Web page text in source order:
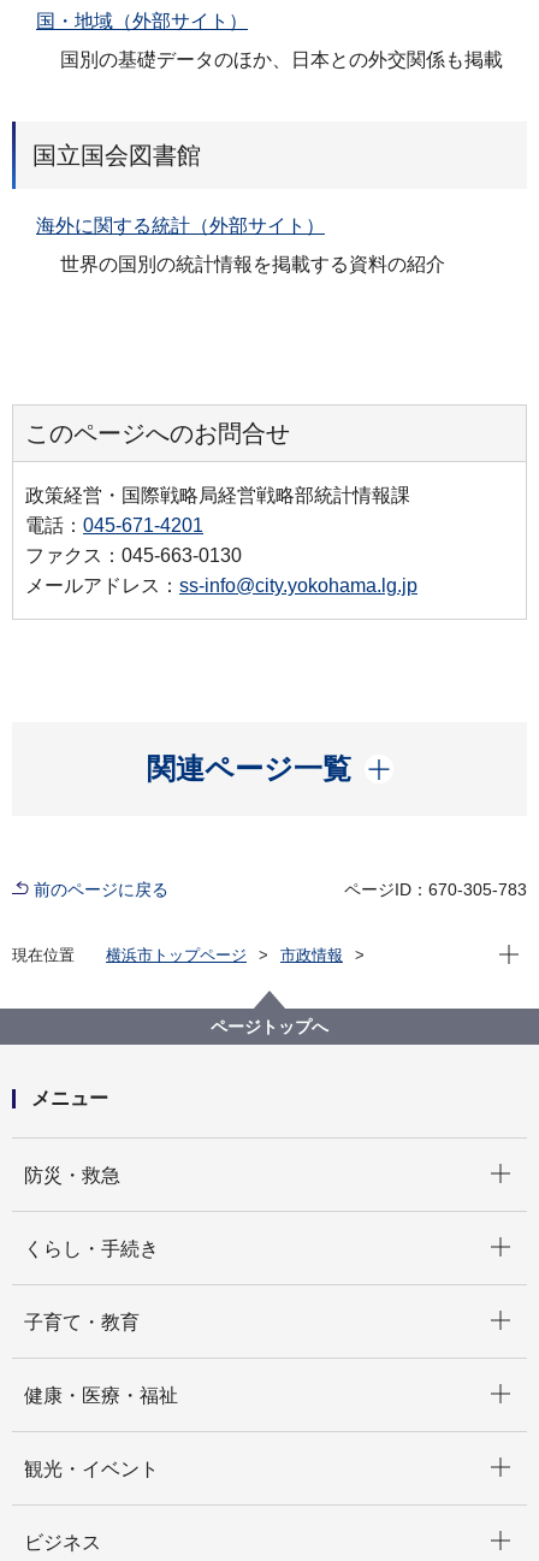
国・地域（外部サイト）
国別の基礎データのほか、日本との外交関係も掲載
国立国会図書館
海外に関する統計（外部サイト）
世界の国別の統計情報を掲載する資料の紹介
このページへのお問合せ
政策経営・国際戦略局経営戦略部統計情報課
電話： 045-671-4201
ファクス：045-663-0130
メールアドレス： ss-info@city.yokohama.lg.jp
関連ページ一覧
開く
前のページに戻る ページID：670-305-783
現在位置 横浜市トップページ
市政情報
統計関係リンク
現在
ページトップへ
メニュー
防災・救急
くらし・手続き
子育て・教育
健康・医療・福祉
観光・イベント
ビジネス